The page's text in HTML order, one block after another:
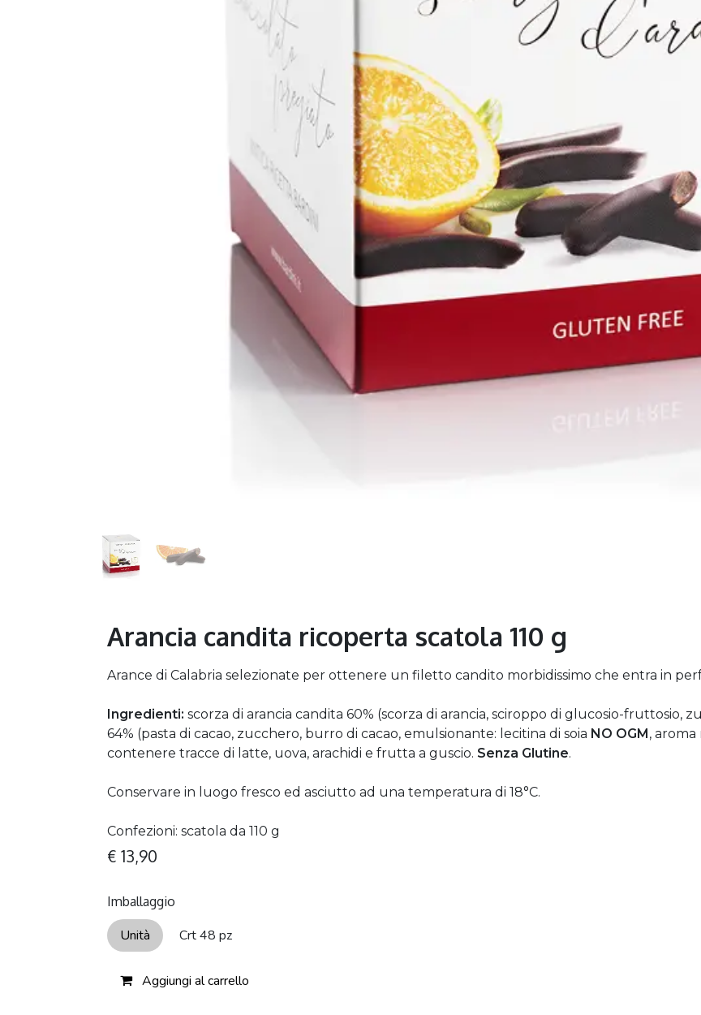
Arancia candita ricoperta scatola 110 g
Arance di Calabria selezionate per ottenere un filetto candito morbidissimo che entra in
Ingredienti: scorza di arancia candita 60% (scorza di arancia, sciroppo di glucosio-fruttosio,
64% (pasta di cacao, zucchero, burro di cacao, emulsionante: lecitina di soia NO OGM,
contenere tracce di latte, uova, arachidi e frutta a guscio. Senza Glutine.
Conservare in luogo fresco ed asciutto ad una temperatura di 18°C.
Confezioni: scatola da 110 g
€ 13,90
Imballaggio
Unità Crt 48 pz
Aggiungi al carrello